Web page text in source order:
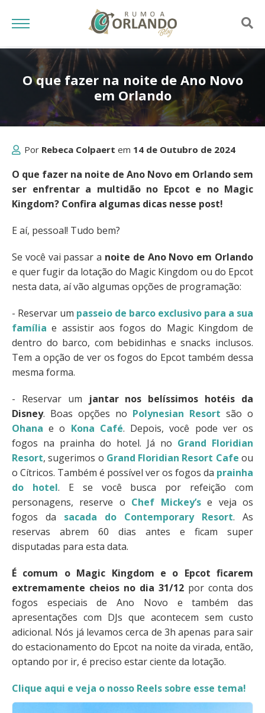
O que fazer na noite de Ano Novo
em Orlando
Por Rebeca Colpaert em 14 de Outubro de 2024
O que fazer na noite de Ano Novo em Orlando sem
ser enfrentar a multidão no Epcot e no Magic
Kingdom? Confira algumas dicas nesse post!
E aí, pessoal! Tudo bem?
Se você vai passar a noite de Ano Novo em Orlando
e quer fugir da lotação do Magic Kingdom ou do Epcot
nesta data, aí vão algumas opções de programação:
- Reservar um passeio de barco exclusivo para a sua
família e assistir aos fogos do Magic Kingdom de
dentro do barco, com bebidinhas e snacks inclusos.
Tem a opção de ver os fogos do Epcot também dessa
mesma forma.
- Reservar um
jantar nos belíssimos hotéis da
Disney. Boas opções no Polynesian Resort são o
Ohana e o Kona Café. Depois, você pode ver os
fogos na prainha do hotel. Já no Grand Floridian
Resort, sugerimos o Grand Floridian Resort Cafe ou
o Cítricos. Também é possível ver os fogos da prainha
do hotel. E se você busca por refeição com
personagens, reserve o Chef Mickey’se veja os
fogos da sacada do Contemporary Resort. As
reservas abrem 60 dias antes e ficam super
disputadas para esta data.
É comum o Magic Kingdom e o Epcot ficarem
extremamente cheios no dia 31/12 por conta dos
fogos especiais de Ano Novo e também das
apresentações com DJs que acontecem sem custo
adicional. Nós já levamos cerca de 3h apenas para sair
do estacionamento do Epcot na noite da virada, então,
optando por ir, é preciso estar ciente da lotação.
Clique aqui e veja o nosso Reels sobre esse tema!